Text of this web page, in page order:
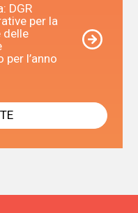
DGR
per la
delle
l’anno